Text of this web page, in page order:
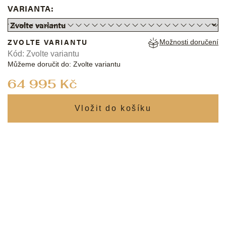
VARIANTA:
64 995 Kč
ZVOLTE VARIANTU
Můžeme doručit do: Zvolte variantu
Možnosti doručení
Kód: Zvolte variantu